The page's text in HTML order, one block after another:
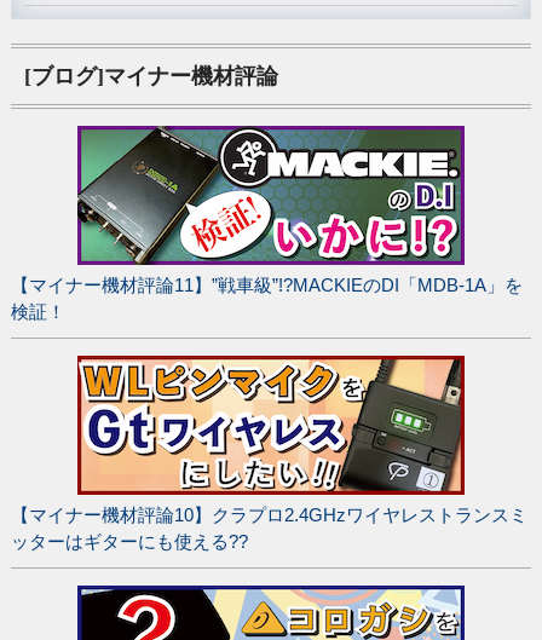
[ブログ]マイナー機材評論
【マイナー機材評論11】”戦車級”!?MACKIEのDI「MDB-1A」を
検証！
【マイナー機材評論10】クラプロ2.4GHzワイヤレストランスミ
ッターはギターにも使える??